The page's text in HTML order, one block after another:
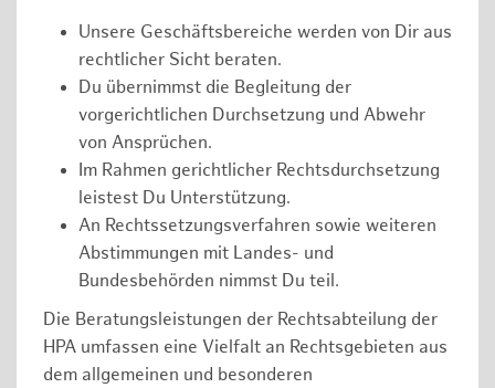
Unsere Geschäftsbereiche werden von Dir aus
rechtlicher Sicht beraten.
Du übernimmst die Begleitung der
vorgerichtlichen Durchsetzung und Abwehr
von Ansprüchen.
Im Rahmen gerichtlicher Rechtsdurchsetzung
leistest Du Unterstützung.
An Rechtssetzungsverfahren sowie weiteren
Abstimmungen mit Landes- und
Bundesbehörden nimmst Du teil.
Die Beratungsleistungen der Rechtsabteilung der
HPA umfassen eine Vielfalt an Rechtsgebieten aus
dem allgemeinen und besonderen